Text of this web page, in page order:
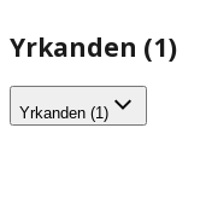
Yrkanden (1)
Yrkanden (1)